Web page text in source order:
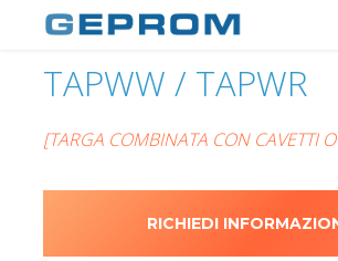
TAPWW / TAPWR
[TARGA COMBINATA CON CAVETTI
RICHIEDI